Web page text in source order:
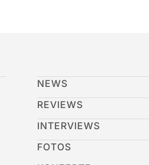
NEWS
REVIEWS
INTERVIEWS
FOTOS